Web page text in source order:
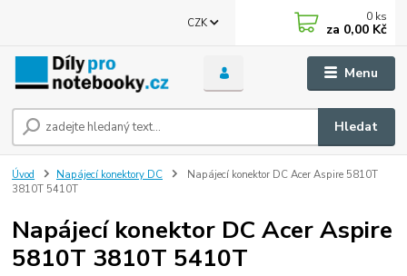
Menu
CZK
Hledat
0 ks
za 0,00 Kč
Úvod Napájecí konektory DC
Napájecí konektor DC Acer Aspire 5810T
3810T 5410T
Napájecí konektor DC Acer Aspire
5810T 3810T 5410T